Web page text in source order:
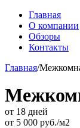
Главная
О компании
Обзоры
Контакты
Главная/
от 18 дней
от 5 000 руб./м2